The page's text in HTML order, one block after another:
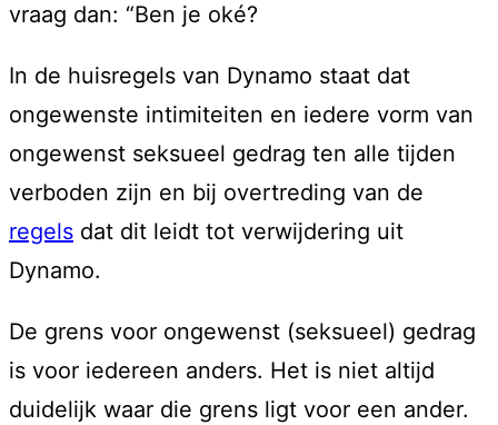
vraag dan: “Ben je oké?
In de huisregels van Dynamo staat dat
ongewenste intimiteiten en iedere vorm van
ongewenst seksueel gedrag ten alle tijden
verboden zijn en bij overtreding van de
regels dat dit leidt tot verwijdering uit
Dynamo.
De grens voor ongewenst (seksueel) gedrag
is voor iedereen anders. Het is niet altijd
duidelijk waar die grens ligt voor een ander.